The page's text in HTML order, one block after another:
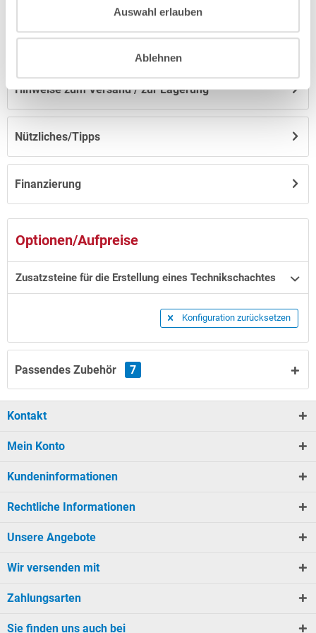
Auswahl erlauben
Ablehnen
Finanzierung
Anleitungen/Datenblätter
Hinweise zum Versand / zur Lagerung
Nützliches/Tipps
Optionen/Aufpreise
Zusatzsteine für die Erstellung eines Technikschachtes
Konfiguration zurücksetzen
Passendes Zubehör 7
Kontakt
Mein Konto
Kundeninformationen
Rechtliche Informationen
Unsere Angebote
Wir versenden mit
Zahlungsarten
Sie finden uns auch bei